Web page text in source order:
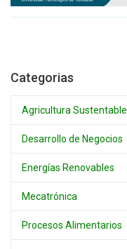
Categorias
Agricultura Sustentable
Desarrollo de Negocios
Energías Renovables
Mecatrónica
Procesos Alimentarios